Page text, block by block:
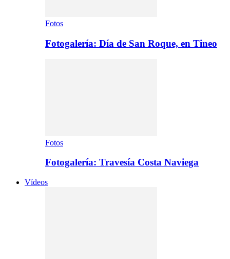
Fotos
Fotogalería: Día de San Roque, en Tineo
Fotos
Fotogalería: Travesía Costa Naviega
Vídeos